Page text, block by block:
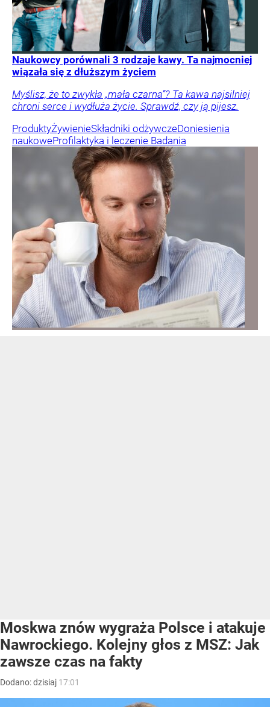
Naukowcy porównali 3 rodzaje kawy. Ta najmocniej
wiązała się z dłuższym życiem
Myślisz, że to zwykła „mała czarna”? Ta kawa najsilniej
chroni serce i wydłuża życie. Sprawdź, czy ją pijesz.
ProduktyŻywienieSkładniki odżywczeDoniesienia
naukoweProfilaktyka i leczenie Badania
Moskwa znów wygraża Polsce i atakuje
Nawrockiego. Kolejny głos z MSZ: Jak
zawsze czas na fakty
Dodano:dzisiaj 17:01